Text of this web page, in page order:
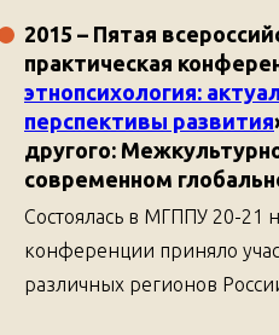
2015 – Пятая
практическая
этнопсихология:
перспективы развития
другого:
современном
Состоялась в МГППУ 20-21
конференции приняло
различных регионов